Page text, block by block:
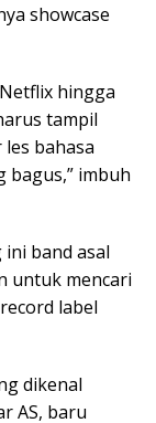
showcase
hingga
tampil
bahasa
bagus,” imbuh
band asal
untuk mencari
label
dikenal
AS, baru